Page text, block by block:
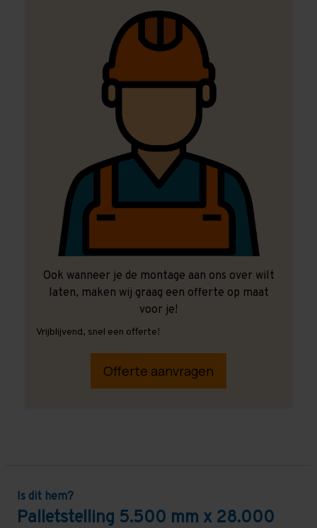
Ook wanneer je de montage aan ons over wilt
laten, maken wij graag een offerte op maat
voor je!
Vrijblijvend, snel een offerte!
Offerte aanvragen
Is dit hem?
Palletstelling 5.500 mm x 28.000